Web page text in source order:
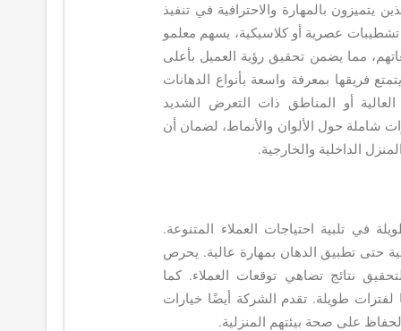
يتميزون بالمهارة والاحترافية في تنفيذ
عصرية أو كلاسيكية، يسهم معلمو
مما يضمن تحقيق رؤية العميل بأعلى
فريقها بمعرفة واسعة بأنواع الدهانات
العالية أو المناطق ذات التعرض الشديد
شاملة حول الألوان والأنماط، لضمان أن
الداخلية والخارجية.
في تلبية احتياجات العملاء المتنوعة.
حتى تطبيق الدهان بمهارة عالية. يحرص
نتائج تضاهي توقعات العملاء. كما
لفترات طويلة. تقدم الشركة أيضًا خيارات
على صحة بيئتهم المنزلية.